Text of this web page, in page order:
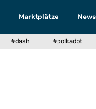
Marktplätze News
#dash #polkadot